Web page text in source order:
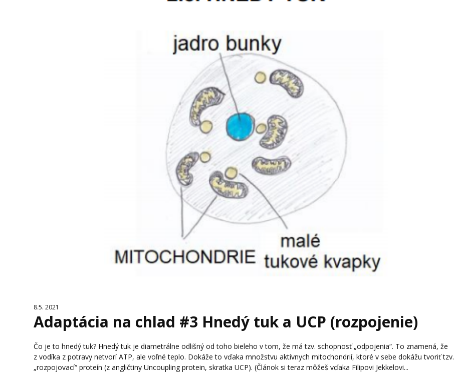
8.5. 2021
Adaptácia na chlad #3 Hnedý tuk a UCP (rozpojenie)
Čo je to hnedý tuk? Hnedý tuk je diametrálne odlišný od toho bieleho v tom, že má tzv. schopnosť „odpojenia“. To znamená, že
z vodíka z potravy netvorí ATP, ale voľné teplo. Dokáže to vďaka množstvu aktívnych mitochondrií, ktoré v sebe dokážu tvoriť tzv.
„rozpojovací“ proteín (z angličtiny Uncoupling protein, skratka UCP). (Článok si teraz môžeš vďaka Filipovi Jekkelovi...